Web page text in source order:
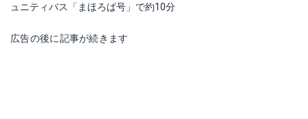
ュニティバス「まほろば号」で約10分
広告の後に記事が続きます